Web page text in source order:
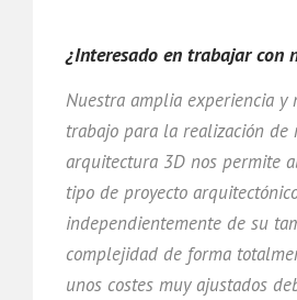
¿Interesado en trabajar con
Nuestra amplia experiencia y
trabajo para la realización de
arquitectura 3D nos permite
tipo de proyecto
independientemente de su
complejidad de forma
unos costes muy ajustados